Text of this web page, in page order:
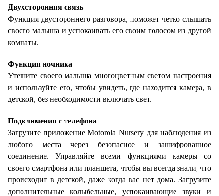
Двухсторонняя связь
Функция двустороннего разговора, поможет четко слышать
своего малыша и успокаивать его своим голосом из другой
комнаты.
Функция ночника
Утешите своего малыша многоцветным светом настроения
и используйте его, чтобы увидеть, где находится камера, в
детской, без необходимости включать свет.
Подключения с телефона
Загрузите приложение Motorola Nursery для наблюдения из
любого места через безопасное и зашифрованное
соединение. Управляйте всеми функциями камеры со
своего смартфона или планшета, чтобы вы всегда знали, что
происходит в детской, даже когда вас нет дома. Загрузите
дополнительные колыбельные, успокаивающие звуки и